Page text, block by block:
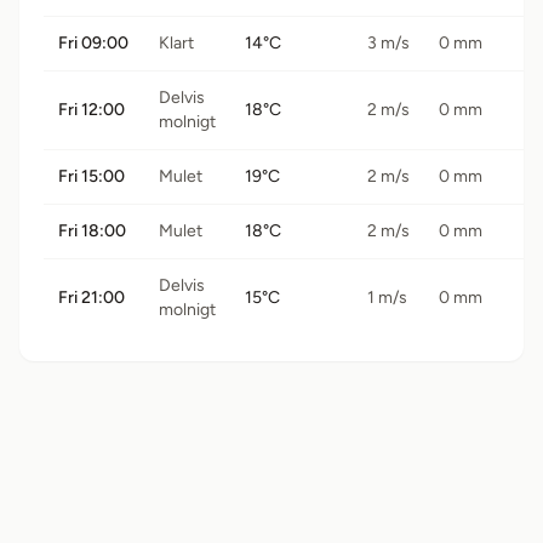
Fri 09:00 Klart 14°C 3 m/s 0 mm
Fri 12:00
Delvis
molnigt
18°C 2 m/s 0 mm
Fri 15:00 Mulet 19°C 2 m/s 0 mm
Fri 18:00 Mulet 18°C 2 m/s 0 mm
Fri 21:00
Delvis
molnigt
15°C 1 m/s 0 mm